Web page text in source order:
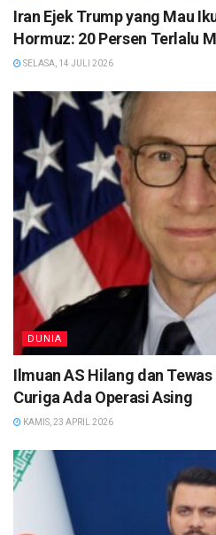
Iran Ejek Trump yang Mau
Hormuz: 20 Persen Terlalu
SELASA, 14 JULI 2026
DUNIA
Ilmuan AS Hilang dan
Curiga Ada Operasi Asing
KAMIS, 23 APRIL 2026